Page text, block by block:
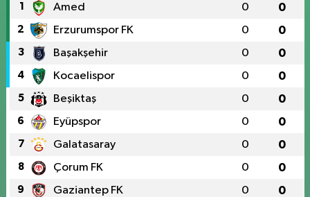
1 Amed 0 0
2 Erzurumspor FK 0 0
3 Başakşehir 0 0
4 Kocaelispor 0 0
5 Beşiktaş 0 0
6 Eyüpspor 0 0
7 Galatasaray 0 0
8 Çorum FK 0 0
9 Gaziantep FK 0 0